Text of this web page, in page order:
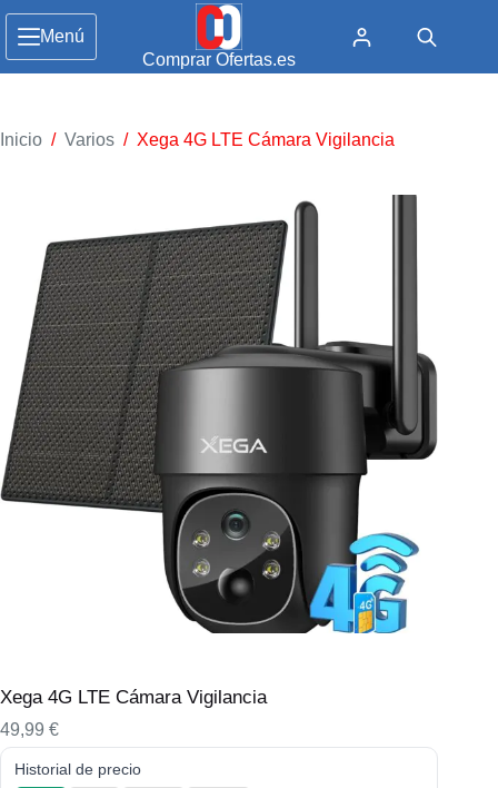
Menú
Comprar Ofertas.es
Inicio / Varios / Xega 4G LTE Cámara Vigilancia
Xega 4G LTE Cámara Vigilancia
49,99 €
Historial de precio